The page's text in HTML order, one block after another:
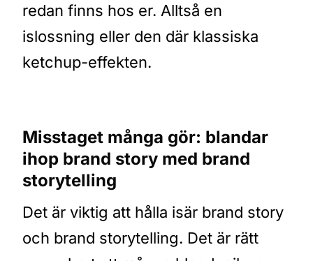
redan finns hos er. Alltså en
islossning eller den där klassiska
ketchup-effekten.
Misstaget många gör: blandar
ihop brand story med brand
storytelling
Det är viktig att hålla isär brand story
och brand storytelling. Det är rätt